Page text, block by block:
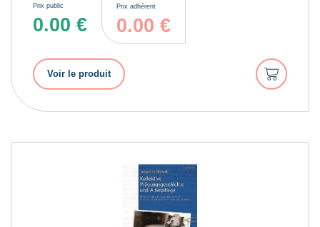
Prix public
0.00 €
Prix adhérent
0.00 €
Voir le produit
Ajouter
au
panier